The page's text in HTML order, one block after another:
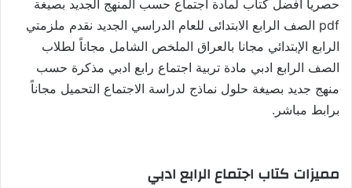
حصريا أفضل كتاب لمادة اجتماع حسب المنهج الجديد بصيغة
pdf الصف الرابع الابتدائى للعام الدراسي الجديد نقدم ملزمتي
الرابع الإبتدائي مجانا بالعراق الملخص الشامل مجاناً لطلاب
الصف الرابع ادبي مادة تربية اجتماع رابع ادبي مذكرة حسب
منهج جديد بصيغة حلول نماذج لدراسة الاجتماع التحميل مجاناً
برابط مباشر.
مميزات كتاب اجتماع الرابع ادبي